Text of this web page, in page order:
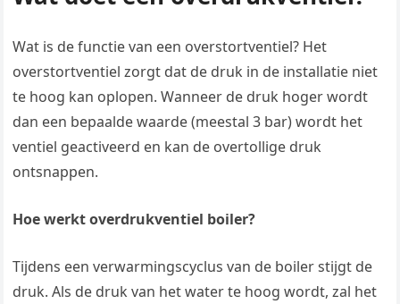
Wat is de functie van een overstortventiel? Het
overstortventiel zorgt dat de druk in de installatie niet
te hoog kan oplopen. Wanneer de druk hoger wordt
dan een bepaalde waarde (meestal 3 bar) wordt het
ventiel geactiveerd en kan de overtollige druk
ontsnappen.
Hoe werkt overdrukventiel boiler?
Tijdens een verwarmingscyclus van de boiler stijgt de
druk. Als de druk van het water te hoog wordt, zal het